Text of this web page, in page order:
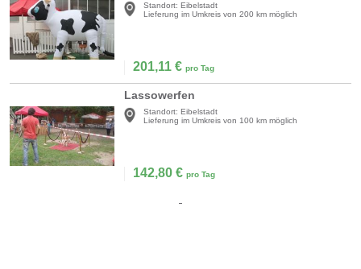
Standort: Eibelstadt
Lieferung im Umkreis von 200 km möglich
201,11 € pro Tag
Lassowerfen
Standort: Eibelstadt
Lieferung im Umkreis von 100 km möglich
142,80 € pro Tag